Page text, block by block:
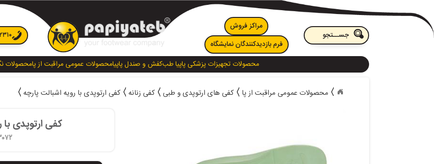
مراکز فروش
فرم بازدیدکنندگان نمایشگاه
محصولات تجهیزات پزشکی پاپیا طبکفش و صندل پاپیامحصولات عمومی مراقبت از پامحصولات
محصولات عمومی مراقبت از پا کفی های ارتوپدی و طبی کفی زنانه کفی ارتوپدی با رویه اشبالت پارچه
کفی ارتوپدی با